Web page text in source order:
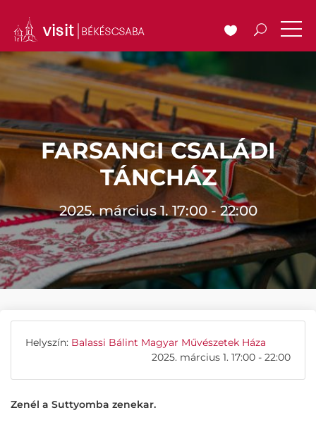
FARSANGI CSALÁDI
TÁNCHÁZ
2025. március 1. 17:00 - 22:00
Helyszín: Balassi Bálint Magyar Művészetek Háza
2025. március 1. 17:00 - 22:00
Zenél a Suttyomba zenekar.